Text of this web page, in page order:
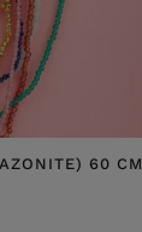
60 CM